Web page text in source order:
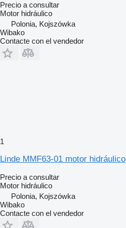
Precio a consultar
Motor hidráulico
Polonia, Kojszówka
Wibako
Contacte con el vendedor
1
Linde MMF63-01 motor hidráulico
Precio a consultar
Motor hidráulico
Polonia, Kojszówka
Wibako
Contacte con el vendedor